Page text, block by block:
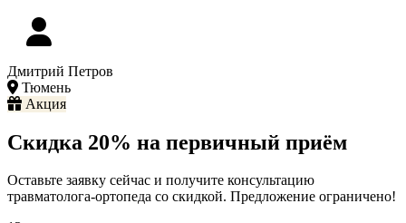
Дмитрий Петров
Тюмень
Акция
Скидка 20% на первичный приём
Оставьте заявку сейчас и получите консультацию
травматолога-ортопеда со скидкой. Предложение ограничено!